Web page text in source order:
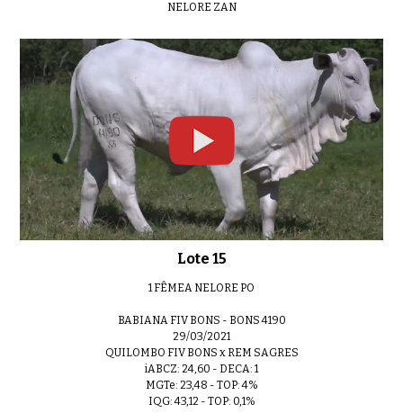
NELORE ZAN
Lote 15
1 FÊMEA NELORE PO
BABIANA FIV BONS - BONS 4190
29/03/2021
QUILOMBO FIV BONS x REM SAGRES
iABCZ: 24,60 - DECA: 1
MGTe: 23,48 - TOP: 4%
IQG: 43,12 - TOP: 0,1%